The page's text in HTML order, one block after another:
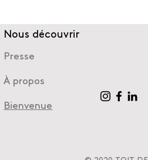
Signalétique et transition
Nous découvrir
Presse
À propos
Bienvenue